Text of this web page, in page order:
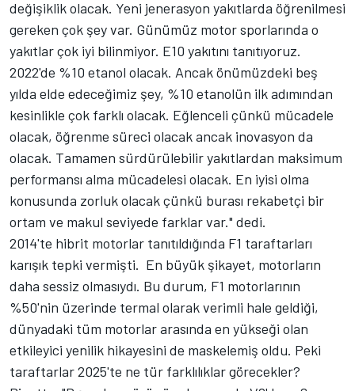
değişiklik olacak. Yeni jenerasyon yakıtlarda öğrenilmesi
gereken çok şey var. Günümüz motor sporlarında o
yakıtlar çok iyi bilinmiyor. E10 yakıtını tanıtıyoruz.
2022'de %10 etanol olacak. Ancak önümüzdeki beş
yılda elde edeceğimiz şey, %10 etanolün ilk adımından
kesinlikle çok farklı olacak. Eğlenceli çünkü mücadele
olacak, öğrenme süreci olacak ancak inovasyon da
olacak. Tamamen sürdürülebilir yakıtlardan maksimum
performansı alma mücadelesi olacak. En iyisi olma
konusunda zorluk olacak çünkü burası rekabetçi bir
ortam ve makul seviyede farklar var." dedi.
2014'te hibrit motorlar tanıtıldığında F1 taraftarları
karışık tepki vermişti. En büyük şikayet, motorların
daha sessiz olmasıydı. Bu durum, F1 motorlarının
%50'nin üzerinde termal olarak verimli hale geldiği,
dünyadaki tüm motorlar arasında en yükseği olan
etkileyici yenilik hikayesini de maskelemiş oldu. Peki
taraftarlar 2025'te ne tür farklılıklar görecekler?